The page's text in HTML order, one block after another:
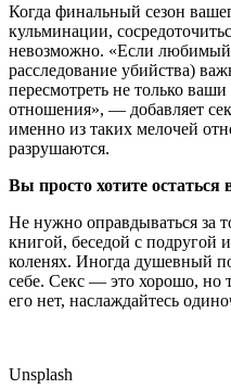
Когда финальный сезон
кульминации,
невозможно. «Если любимый
расследование убийства)
пересмотреть не только
отношения», — добавляет
именно из таких мелочей
разрушаются.
Вы просто хотите остаться
Не нужно оправдываться за
книгой, беседой с подругой
коленях. Иногда душевный
себе. Секс — это хорошо, но
его нет, наслаждайтесь
Unsplash